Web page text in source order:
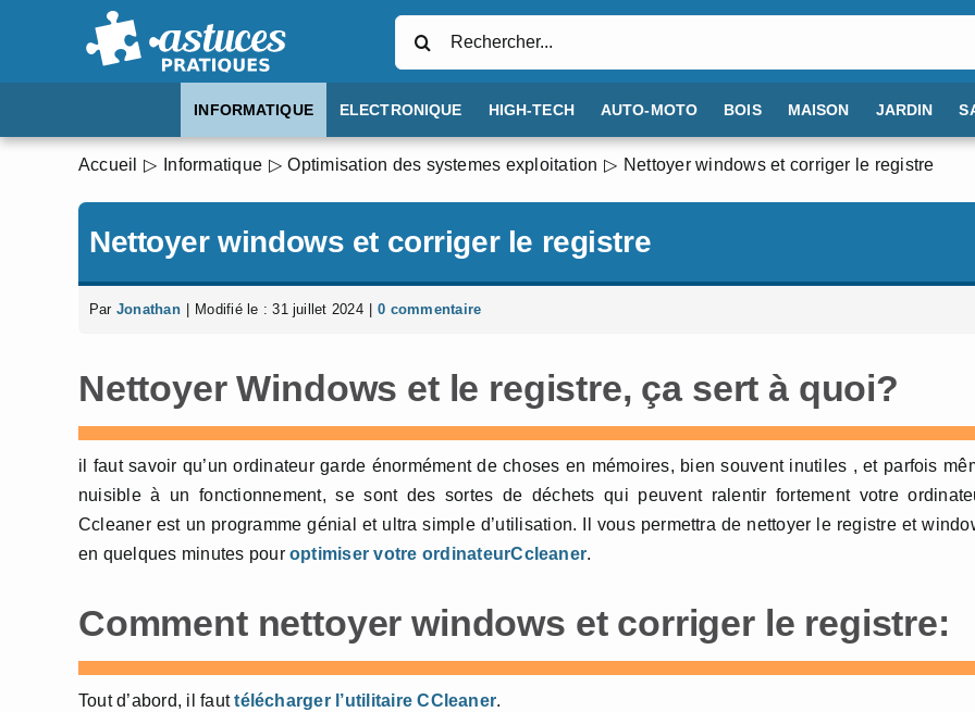
INFORMATIQUE ELECTRONIQUE HIGH-TECH AUTO-MOTO BOIS MAISON JARDIN
Accueil Informatique Optimisation des systemes exploitation Nettoyer windows et corriger le registre
Nettoyer windows et corriger le registre
Par Jonathan Modifié le : 31 juillet 2024 0 commentaire
Nettoyer Windows et le registre, ça sert à quoi?
il faut savoir qu’un ordinateur garde énormément de choses en mémoires, bien souvent inutiles , et parfois
nuisible à un fonctionnement, se sont des sortes de déchets qui peuvent ralentir fortement votre
Ccleaner est un programme génial et ultra simple d’utilisation. Il vous permettra de nettoyer le registre et
en quelques minutes pouroptimiser votre ordinateurCcleaner.
Comment nettoyer windows et corriger le registre:
Tout d’abord, il fauttélécharger l’utilitaire CCleaner.